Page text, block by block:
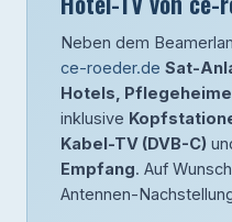
Neben dem
ce-roeder.de Sat-
Hotels,
inklusive
Kabel-TV (DVB-C)
Empfang. Auf
Antennen-